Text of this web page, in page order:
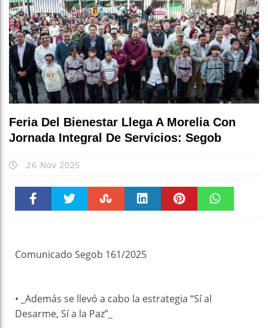
Feria Del Bienestar Llega A Morelia Con
Jornada Integral De Servicios: Segob
26 Nov 2025
Comunicado Segob 161/2025
• _Además se llevó a cabo la estrategia “Sí al
Desarme, Sí a la Paz”_